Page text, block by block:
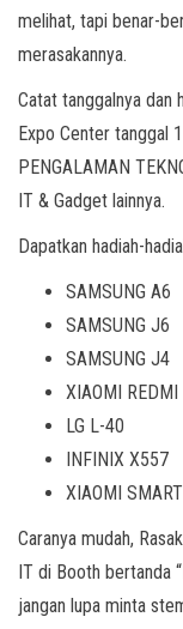
melihat, tapi benar-
merasakannya.
Catat tanggalnya dan
Expo Center tanggal
PENGALAMAN
IT & Gadget lainnya.
Dapatkan hadiah-
SAMSUNG A6
SAMSUNG J6
SAMSUNG J4
XIAOMI
LG L-40
INFINIX X557
XIAOMI
Caranya mudah,
IT di Booth bertanda
jangan lupa minta